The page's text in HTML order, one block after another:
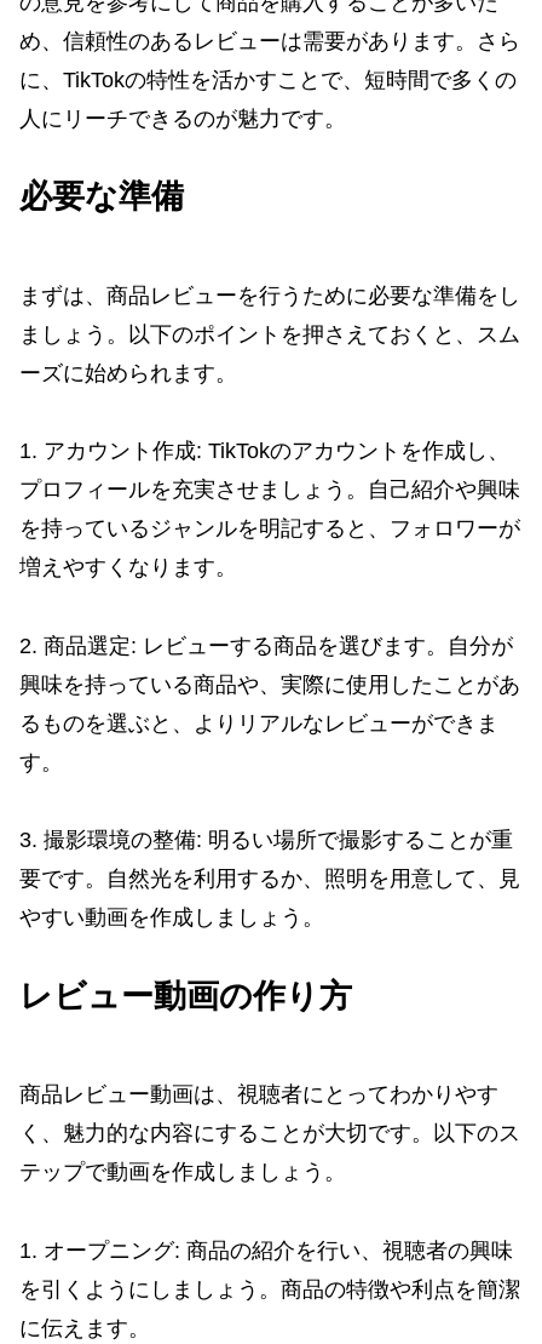
め、信頼性のあるレビューは需要があります。さら
に、TikTokの特性を活かすことで、短時間で多くの
人にリーチできるのが魅力です。
必要な準備
まずは、商品レビューを行うために必要な準備をし
ましょう。以下のポイントを押さえておくと、スム
ーズに始められます。
1. アカウント作成: TikTokのアカウントを作成し、
プロフィールを充実させましょう。自己紹介や興味
を持っているジャンルを明記すると、フォロワーが
増えやすくなります。
2. 商品選定: レビューする商品を選びます。自分が
興味を持っている商品や、実際に使用したことがあ
るものを選ぶと、よりリアルなレビューができま
す。
3. 撮影環境の整備: 明るい場所で撮影することが重
要です。自然光を利用するか、照明を用意して、見
やすい動画を作成しましょう。
レビュー動画の作り方
商品レビュー動画は、視聴者にとってわかりやす
く、魅力的な内容にすることが大切です。以下のス
テップで動画を作成しましょう。
1. オープニング: 商品の紹介を行い、視聴者の興味
を引くようにしましょう。商品の特徴や利点を簡潔
に伝えます。